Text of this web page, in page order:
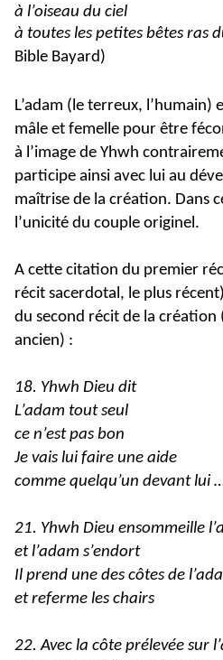
à l’oiseau du ciel
à toutes les petites bêtes ras
Bible Bayard)
L’adam (le terreux, l’humain)
mâle et femelle pour être
à l’image de Yhwh
participe ainsi avec lui au
maîtrise de la création. Dans
l’unicité du couple originel.
A cette citation du premier
récit sacerdotal, le plus
du second récit de la création
ancien) :
18. Yhwh Dieu dit
L’adam tout seul
ce n’est pas bon
Je vais lui faire une aide
comme quelqu’un devant lui
21. Yhwh Dieu ensommeille
et l’adam s’endort
Il prend une des côtes de
et referme les chairs
22. Avec la côte prélevée sur